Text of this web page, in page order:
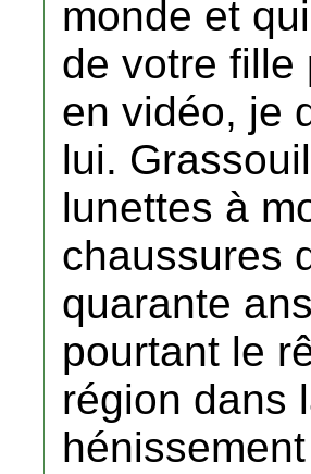
monde et
de votre fille
en vidéo, je
lui.
lunettes à
chaussures
quarante
pourtant le
région dans